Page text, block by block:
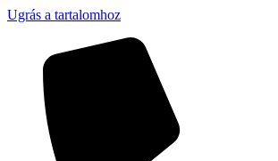
Ugrás a tartalomhoz